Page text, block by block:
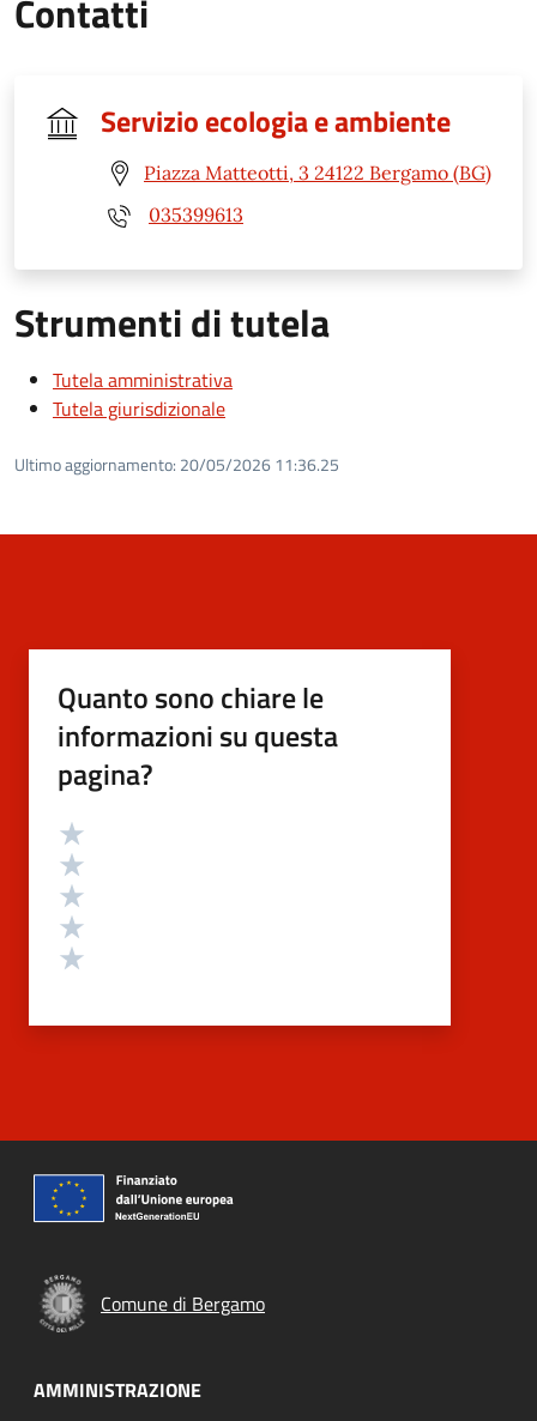
Contatti
Servizio ecologia e ambiente
Piazza Matteotti, 3 24122 Bergamo (BG)
035399613
Strumenti di tutela
Tutela amministrativa
Tutela giurisdizionale
Ultimo aggiornamento: 20/05/2026 11:36.25
Quanto sono chiare le
informazioni su questa
pagina?
Valutazione
Comune di Bergamo
AMMINISTRAZIONE